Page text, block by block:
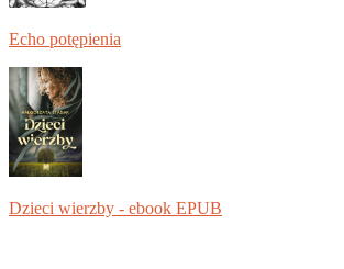
Echo potępienia
Dzieci wierzby - ebook EPUB